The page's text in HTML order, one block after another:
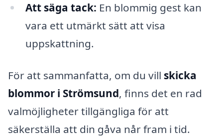
Att säga tack: En blommig gest kan
vara ett utmärkt sätt att visa
uppskattning.
För att sammanfatta, om du vill skicka
blommor i Strömsund, finns det en rad
valmöjligheter tillgängliga för att
säkerställa att din gåva når fram i tid.